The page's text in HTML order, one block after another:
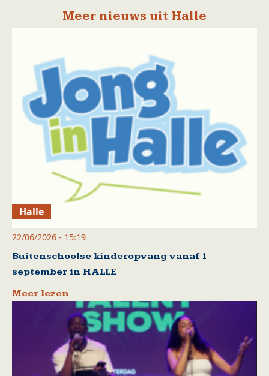
Meer nieuws uit Halle
Halle
22/06/2026 - 15:19
Buitenschoolse kinderopvang vanaf 1
september in HALLE
Meer lezen